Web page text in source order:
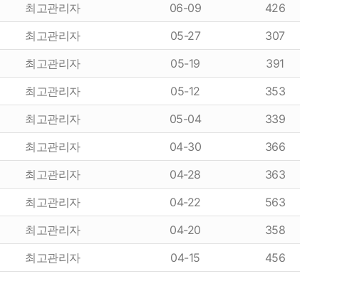
최고관리자 06-09
426
최고관리자 05-27
307
최고관리자 05-19
391
최고관리자 05-12
353
최고관리자 05-04
339
최고관리자 04-30
366
최고관리자 04-28
363
최고관리자 04-22
563
최고관리자 04-20
358
최고관리자 04-15 456